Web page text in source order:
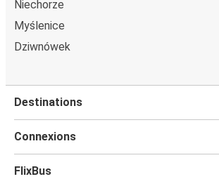
Niechorze
Myślenice
Dziwnówek
Destinations
Connexions
FlixBus